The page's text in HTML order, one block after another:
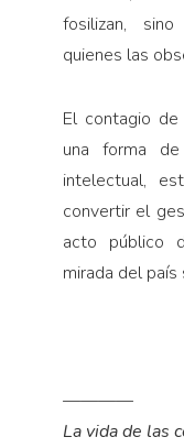
fosilizan,
quienes las
El contagio
una forma de
intelectual,
convertir el
acto público
mirada del
————
La vida de las